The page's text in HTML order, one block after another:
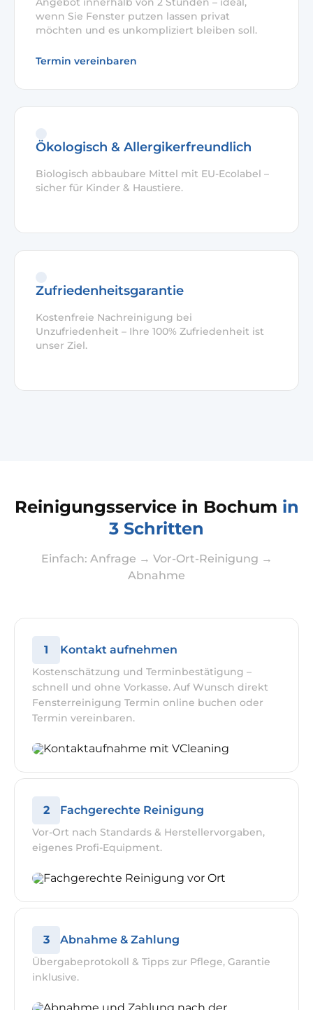
wenn Sie Fenster putzen lassen privat
möchten und es unkompliziert bleiben soll.
Termin vereinbaren
Ökologisch & Allergikerfreundlich
Biologisch abbaubare Mittel mit EU-Ecolabel –
sicher für Kinder & Haustiere.
Zufriedenheitsgarantie
Kostenfreie Nachreinigung bei
Unzufriedenheit – Ihre 100% Zufriedenheit ist
unser Ziel.
Reinigungsservice in Bochum in
3 Schritten
Einfach: Anfrage → Vor-Ort-Reinigung →
Abnahme
1 Kontakt aufnehmen
Kostenschätzung und Terminbestätigung –
schnell und ohne Vorkasse. Auf Wunsch direkt
Fensterreinigung Termin online buchen oder
Termin vereinbaren.
2 Fachgerechte Reinigung
Vor-Ort nach Standards & Herstellervorgaben,
eigenes Profi-Equipment.
3 Abnahme & Zahlung
Übergabeprotokoll & Tipps zur Pflege, Garantie
inklusive.